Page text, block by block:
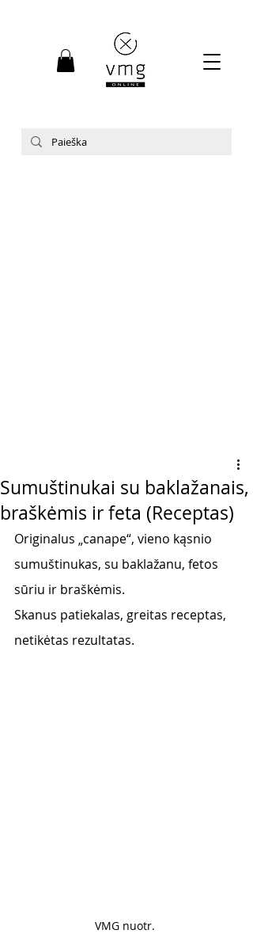
Sumuštinukai su baklažanais,
braškėmis ir feta (Receptas)
Originalus „canape“, vieno kąsnio
sumuštinukas, su baklažanu, fetos
sūriu ir braškėmis.
Skanus patiekalas, greitas receptas,
netikėtas rezultatas.
VMG nuotr.